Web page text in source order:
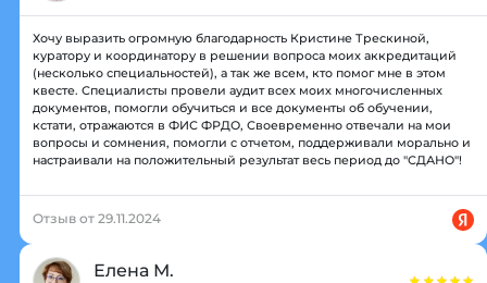
Хочу выразить огромную благодарность Кристине Трескиной,
куратору и координатору в решении вопроса моих аккредитаций
(несколько специальностей), а так же всем, кто помог мне в этом
квесте. Специалисты провели аудит всех моих многочисленных
документов, помогли обучиться и все документы об обучении,
кстати, отражаются в ФИС ФРДО, Своевременно отвечали на мои
вопросы и сомнения, помогли с отчетом, поддерживали морально и
настраивали на положительный результат весь период до "СДАНО"!
Отзыв от 29.11.2024
Елена М.